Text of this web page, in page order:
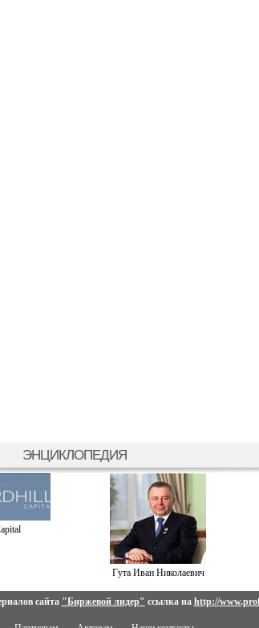
ЭНЦИКЛОПЕДИЯ
Гута Иван Николаевич
сайта "Биржевой лидер" ссылка на http://